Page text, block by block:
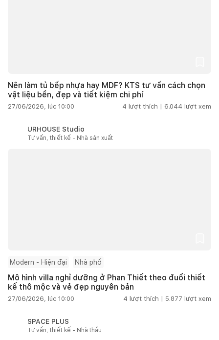
Nên làm tủ bếp nhựa hay MDF? KTS tư vấn cách chọn
vật liệu bền, đẹp và tiết kiệm chi phí
27/06/2026, lúc 10:00 4 lượt thích | 6.044 lượt xem
URHOUSE Studio
Tư vấn, thiết kế - Nhà sản xuất
Modern - Hiện đại Nhà phố
Mô hình villa nghỉ dưỡng ở Phan Thiết theo đuổi thiết
kế thô mộc và vẻ đẹp nguyên bản
27/06/2026, lúc 10:00 4 lượt thích | 5.877 lượt xem
SPACE PLUS
Tư vấn, thiết kế - Nhà thầu